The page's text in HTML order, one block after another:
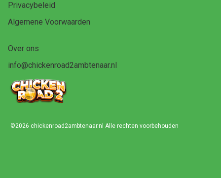
Privacybeleid
Algemene Voorwaarden
Over ons
info@chickenroad2ambtenaar.nl
©2026 chickenroad2ambtenaar.nl Alle rechten voorbehouden